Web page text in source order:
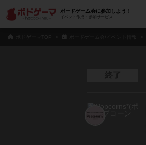
ボードゲーム会に参加しよう！
イベント作成・参加サービス